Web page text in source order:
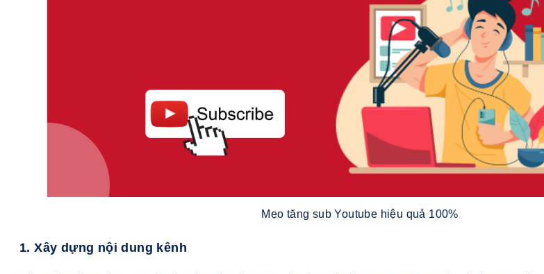
Mẹo tăng sub Youtube hiệu quả 100%
1. Xây dựng nội dung kênh